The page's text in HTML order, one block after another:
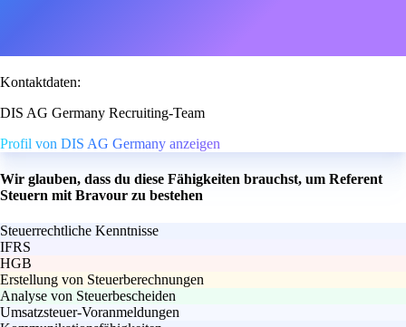
Kontaktdaten:
DIS AG Germany Recruiting-Team
Profil von DIS AG Germany anzeigen
Wir glauben, dass du diese Fähigkeiten brauchst, um Referent
Steuern mit Bravour zu bestehen
Steuerrechtliche Kenntnisse
IFRS
HGB
Erstellung von Steuerberechnungen
Analyse von Steuerbescheiden
Umsatzsteuer-Voranmeldungen